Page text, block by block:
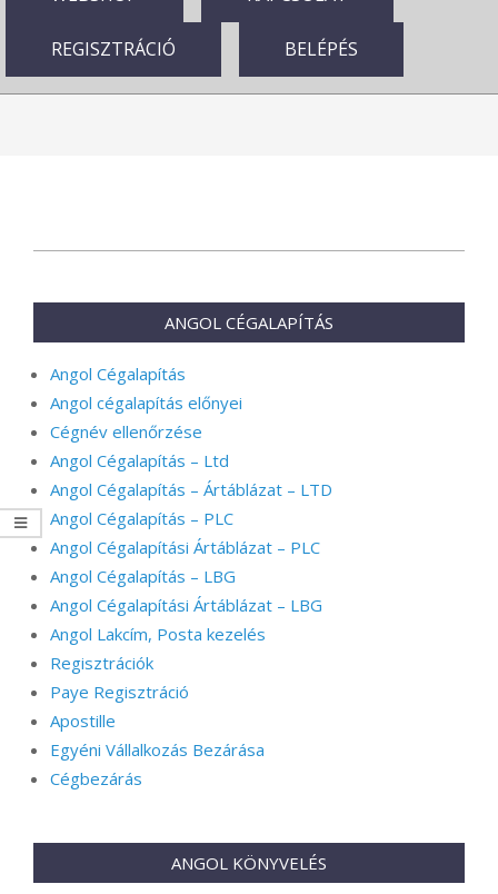
REGISZTRÁCIÓ BELÉPÉS
ANGOL CÉGALAPÍTÁS
Angol Cégalapítás
Angol cégalapítás előnyei
Cégnév ellenőrzése
Angol Cégalapítás – Ltd
Angol Cégalapítás – Ártáblázat – LTD
Angol Cégalapítás – PLC
Angol Cégalapítási Ártáblázat – PLC
Angol Cégalapítás – LBG
Angol Cégalapítási Ártáblázat – LBG
Angol Lakcím, Posta kezelés
Regisztrációk
Paye Regisztráció
Apostille
Egyéni Vállalkozás Bezárása
Cégbezárás
ANGOL KÖNYVELÉS